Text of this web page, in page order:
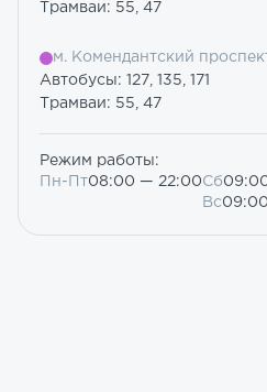
Трамваи: 55, 47
м. Комендантский
Автобусы: 127, 135, 171
Трамваи: 55, 47
Режим работы:
Пн-Пт08:00 — 22:00Сб
Вс